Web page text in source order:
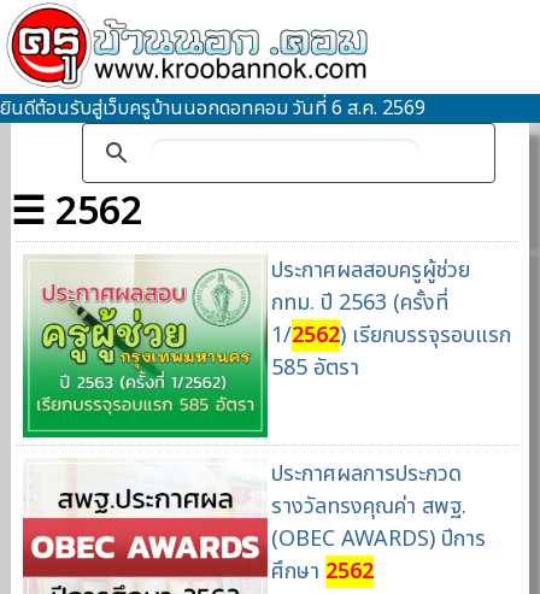
ยินดีต้อนรับสู่เว็บครูบ้านนอกดอทคอม วันที่ 6 ส.ค. 2569
☰ 2562
ประกาศผลสอบครูผู้ช่วย
กทม. ปี 2563 (ครั้งที่
1/2562) เรียกบรรจุรอบแรก
585 อัตรา
ประกาศผลการประกวด
รางวัลทรงคุณค่า สพฐ.
(OBEC AWARDS) ปีการ
ศึกษา 2562